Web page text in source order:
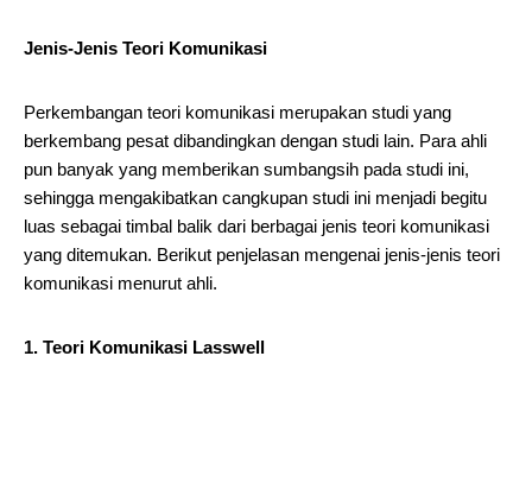
Jenis-Jenis Teori Komunikasi
Perkembangan teori komunikasi merupakan studi yang
berkembang pesat dibandingkan dengan studi lain. Para ahli
pun banyak yang memberikan sumbangsih pada studi ini,
sehingga mengakibatkan cangkupan studi ini menjadi begitu
luas sebagai timbal balik dari berbagai jenis teori komunikasi
yang ditemukan. Berikut penjelasan mengenai jenis-jenis teori
komunikasi menurut ahli.
1. Teori Komunikasi Lasswell